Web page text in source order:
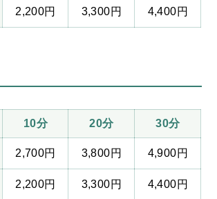
2,200円 3,300円 4,400円
10分 20分 30分
2,700円 3,800円 4,900円
2,200円 3,300円 4,400円